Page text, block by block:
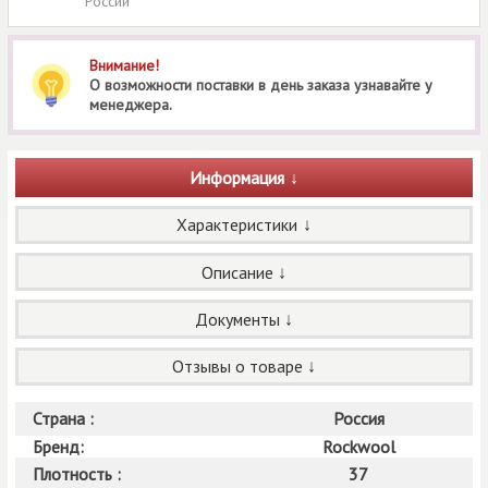
Внимание!
О возможности поставки в день заказа узнавайте у
менеджера.
Информация
Характеристики
Описание
Документы
Отзывы о товаре
Страна :
Россия
Бренд:
Rockwool
Плотность :
37